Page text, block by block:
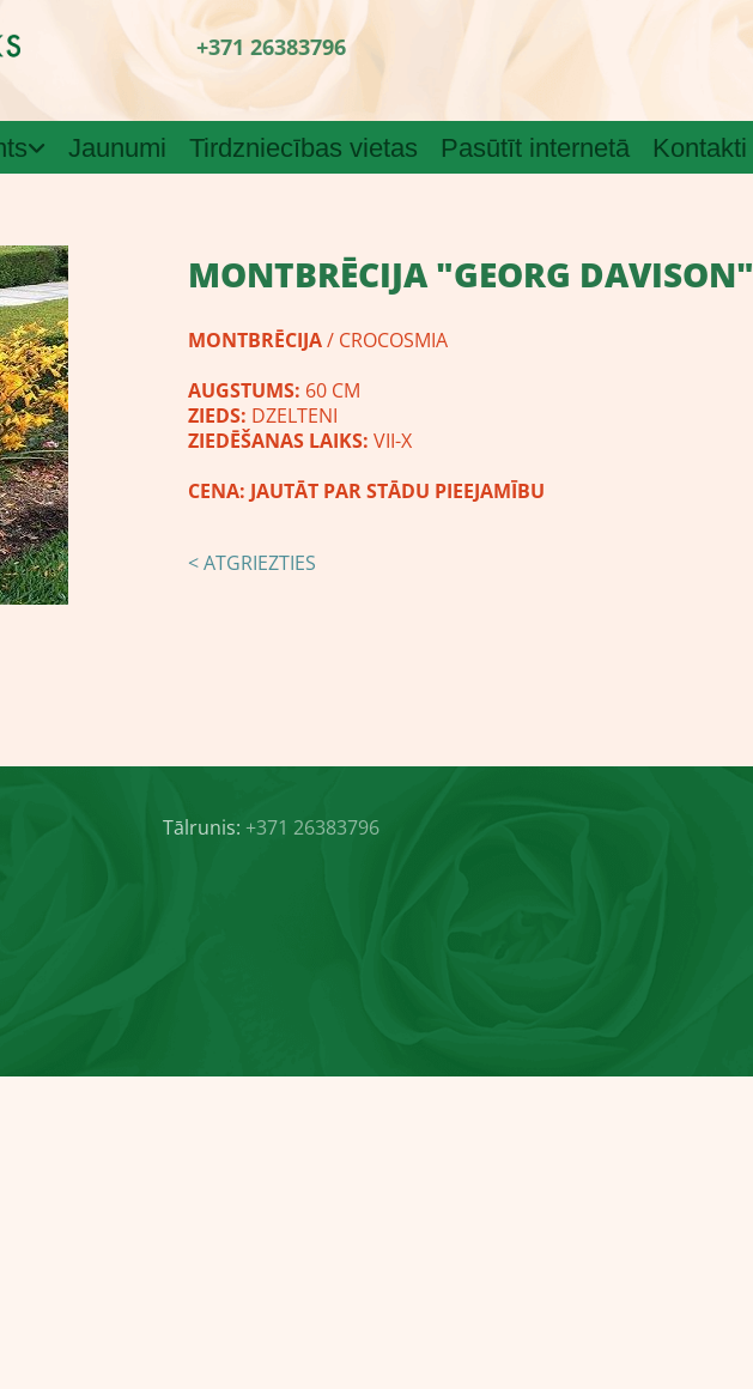
+371 26383796
Jaunumi Tirdzniecības vietas Pasūtīt internetā Kontakti
MONTBRĒCIJA "GEORG DAVISON"
MONTBRĒCIJA/ CROCOSMIA
AUGSTUMS: 60 CM
ZIEDS: DZELTENI
ZIEDĒŠANAS LAIKS: VII-X
CENA: JAUTĀT PAR STĀDU PIEEJAMĪBU
< ATGRIEZTIES
Tālrunis: +371 26383796